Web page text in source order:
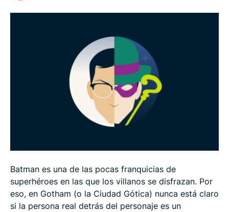
Batman es una de las pocas franquicias de
superhéroes en las que los villanos se disfrazan. Por
eso, en Gotham (o la Ciudad Gótica) nunca está claro
si la persona real detrás del personaje es un